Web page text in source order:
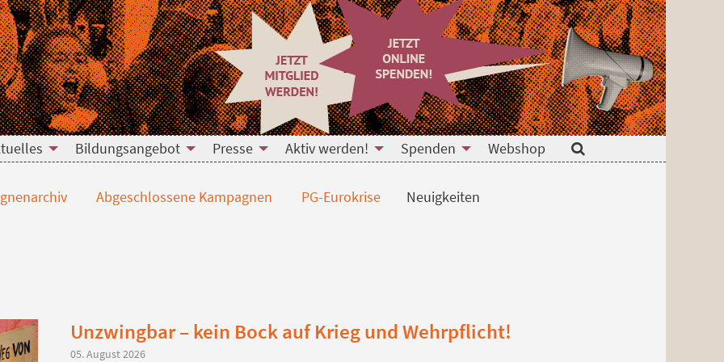
Bildungsangebot Presse Aktiv werden! Spenden Webshop
Abgeschlossene Kampagnen PG-Eurokrise Neuigkeiten
Unzwingbar – kein Bock auf Krieg und Wehrpflicht!
05. August 2026